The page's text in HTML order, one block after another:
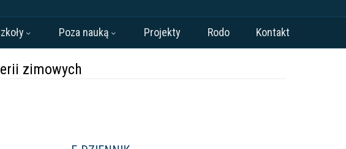
Poza nauką Projekty Rodo Kontakt
zimowych